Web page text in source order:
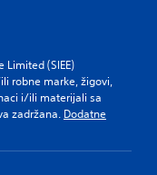
(SIEE)
robne marke, žigovi,
i/ili materijali sa
zadržana. Dodatne